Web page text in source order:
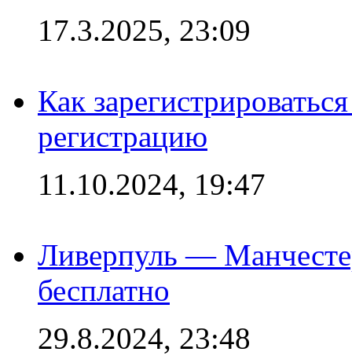
17.3.2025, 23:09
Как
регистрацию
11.10.2024, 19:47
Ливерпуль —
бесплатно
29.8.2024, 23:48